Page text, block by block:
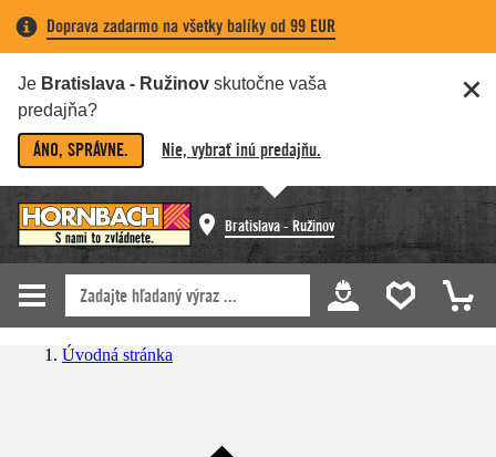
Doprava zadarmo na všetky balíky od 99 EUR
Je Bratislava - Ružinov skutočne vaša
predajňa?
ÁNO, SPRÁVNE. Nie, vybrať inú predajňu.
Bratislava - Ružinov
Úvodná stránka